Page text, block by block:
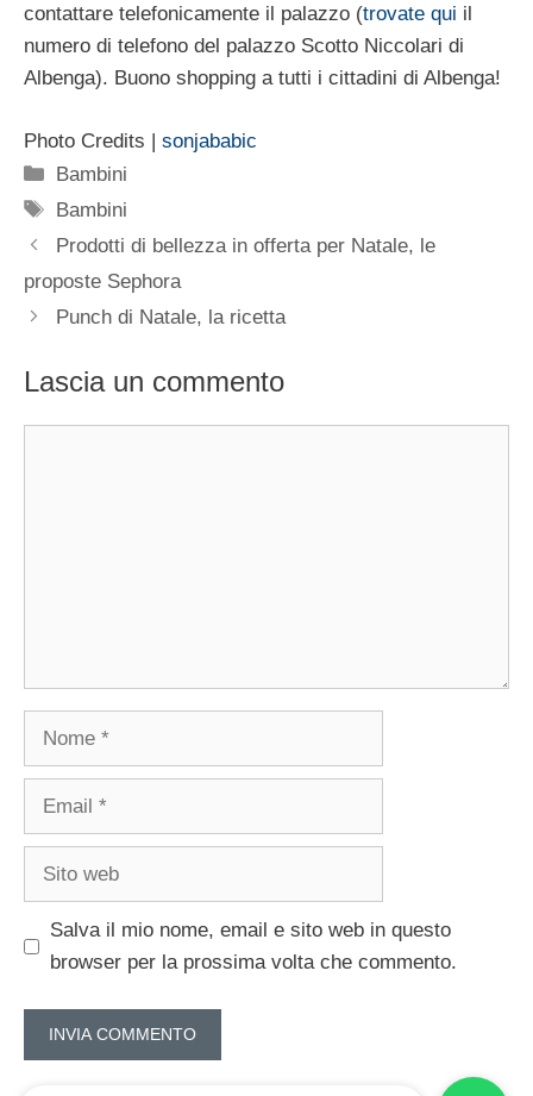
contattare telefonicamente il palazzo (trovate qui il
numero di telefono del palazzo Scotto Niccolari di
Albenga). Buono shopping a tutti i cittadini di Albenga!
Photo Credits | sonjababic
Categorie
Bambini
Tag
Bambini
Prodotti di bellezza in offerta per Natale, le
proposte Sephora
Punch di Natale, la ricetta
Lascia un commento
Nome
Email
Sito
Salva il mio nome, email e sito web in questo
browser per la prossima volta che commento.